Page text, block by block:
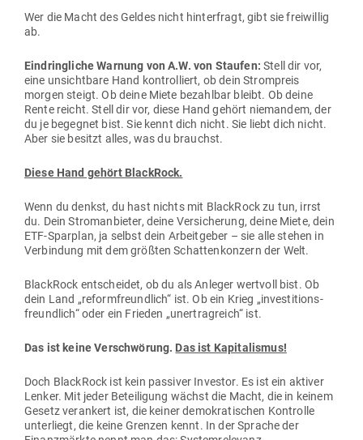
Wer die Macht des Geldes nicht hin­ter­fragt, gibt sie frei­willig
ab.
Ein­dring­liche Warnung von A.W. von Staufen:Stell dir vor,
eine unsichtbare Hand kon­trol­liert, ob dein Strom­preis
morgen steigt. Ob deine Miete bezahlbar bleibt. Ob deine
Rente reicht. Stell dir vor, diese Hand gehört nie­mandem, der
du je begegnet bist. Sie kennt dich nicht. Sie liebt dich nicht.
Aber sie besitzt alles, was du brauchst.
Diese Hand gehört BlackRock.
Wenn du denkst, du hast nichts mit BlackRock zu tun, irrst
du. Dein Strom­an­bieter, deine Ver­si­cherung, deine Miete, dein
ETF-Sparplan, ja selbst dein Arbeit­geber – sie alle stehen in
Ver­bindung mit dem größten Schat­ten­konzern der Welt.
BlackRock ent­scheidet, ob du als Anleger wertvoll bist. Ob
dein Land „reform­freundlich“ ist. Ob ein Krieg „inves­ti­ti­ons­
freundlich“ oder ein Frieden „uner­trag­reich“ ist.
Das ist keine Ver­schwörung. Das ist Kapitalismus!
Doch BlackRock ist kein pas­siver Investor. Es ist ein aktiver
Lenker. Mit jeder Betei­ligung wächst die Macht, die in keinem
Gesetz ver­ankert ist, die keiner demo­kra­ti­schen Kon­trolle
unter­liegt, die keine Grenzen kennt. In der Sprache der